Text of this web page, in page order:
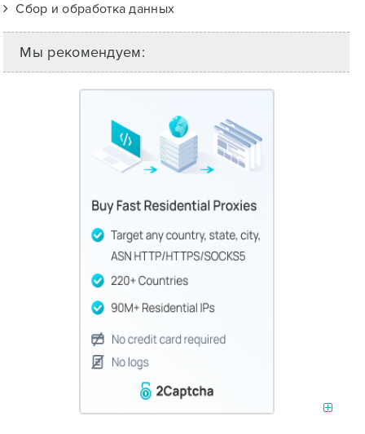
Сбор и обработка данных
Мы рекомендуем: